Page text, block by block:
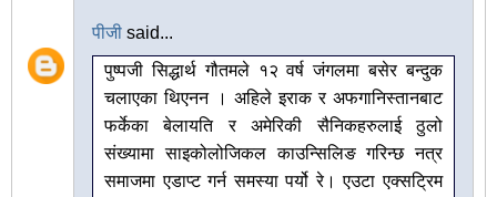
पीजी said...
पुष्पजी सिद्धार्थ गौतमले १२ वर्ष जंगलमा बसेर बन्दुक
चलाएका थिएनन । अहिले इराक र अफगानिस्तानबाट
फर्केका बेलायति र अमेरिकी सैनिकहरुलाई ठुलो
संख्यामा साइकोलोजिकल काउन्सिलिङ गरिन्छ नत्र
समाजमा एडाप्ट गर्न समस्या पर्यो रे। एउटा एक्सट्रिम